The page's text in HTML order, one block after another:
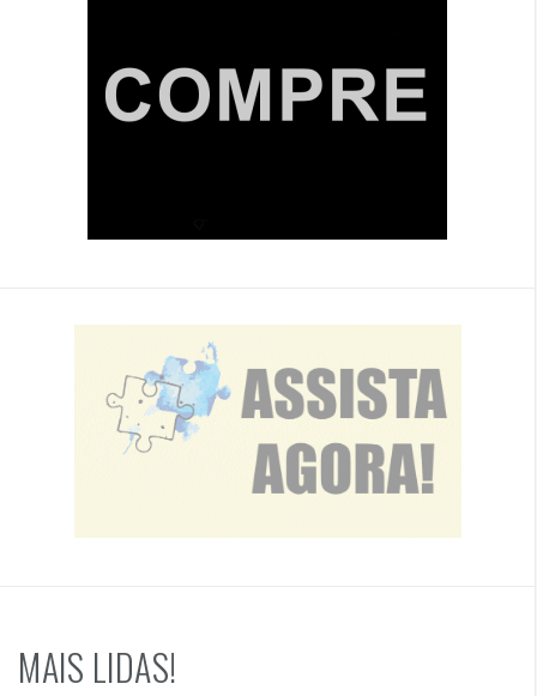
MAIS LIDAS!